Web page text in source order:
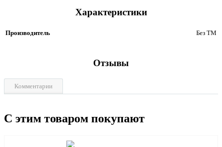
Характеристики
Производитель Без ТМ
Отзывы
Комментарии
С этим товаром покупают